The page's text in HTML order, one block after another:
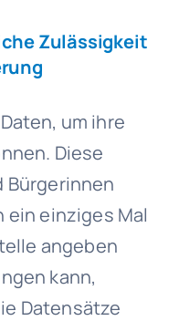
Zulässigkeit
um ihre
Diese
Bürgerinnen
einziges Mal
angeben
kann,
Datensätze